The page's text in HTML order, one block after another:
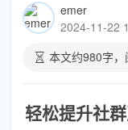
emer
2024-11-22
本文约980字，
轻松提升社